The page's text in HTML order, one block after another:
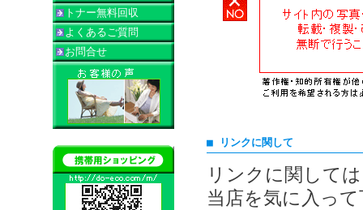
トナー無料回収
よくあるご質問
お問合せ
■ リンクに関して
リンクに関して
当店を気に入っ